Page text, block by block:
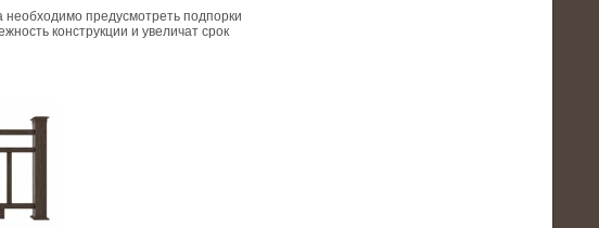
предусмотреть подпорки
конструкции и увеличат срок